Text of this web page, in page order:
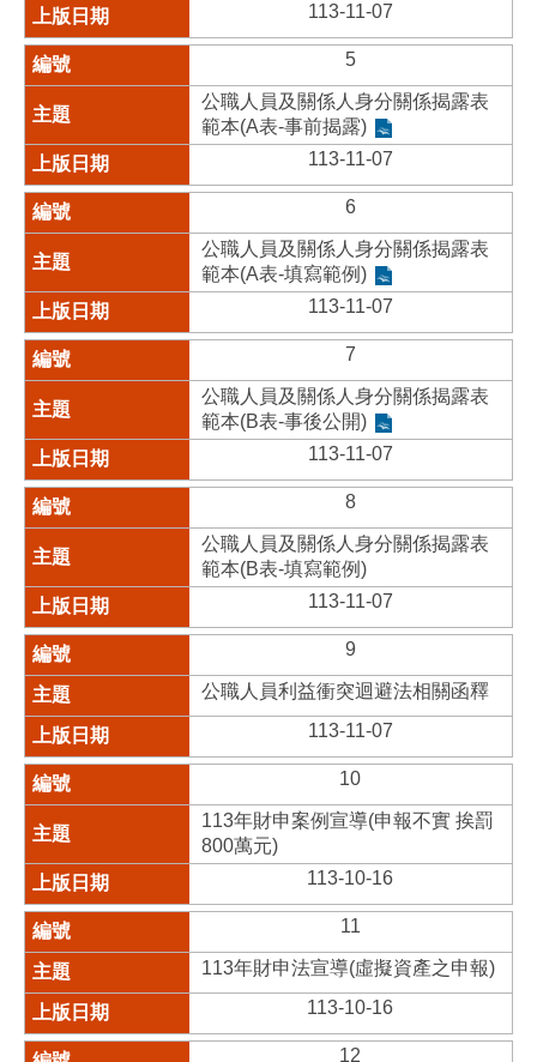
113-11-07
5
公職人員及關係人身分關係揭露表
範本(A表-事前揭露)
113-11-07
6
公職人員及關係人身分關係揭露表
範本(A表-填寫範例)
113-11-07
7
公職人員及關係人身分關係揭露表
範本(B表-事後公開)
113-11-07
8
公職人員及關係人身分關係揭露表
範本(B表-填寫範例)
113-11-07
9
公職人員利益衝突迴避法相關函釋
113-11-07
10
113年財申案例宣導(申報不實 挨罰
800萬元)
113-10-16
11
113年財申法宣導(虛擬資產之申報)
113-10-16
12